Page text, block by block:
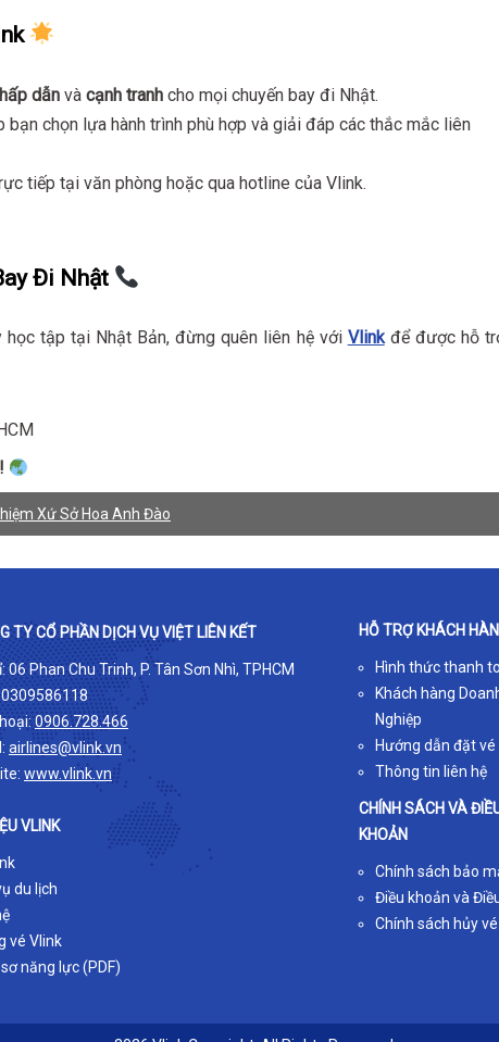
hấp dẫn và cạnh tranh cho mọi chuyến bay đi Nhật.
bạn chọn lựa hành trình phù hợp và giải đáp các thắc mắc liên
tiếp tại văn phòng hoặc qua hotline của Vlink.
Đi Nhật
học tập tại Nhật Bản, đừng quên liên hệ với Vlinkđể được hỗ
Xứ Sở Hoa Anh Đào
TY CỔ PHẦN DỊCH VỤ VIỆT LIÊN KẾT
06 Phan Chu Trinh, P. Tân Sơn Nhì, TPHCM
0906.728.466
airlines@vlink.vn
www.vlink.vn
VLINK
du lịch
vé Vlink
sơ năng lực (PDF)
HỖ TRỢ KHÁCH
Hình thức thanh
Khách hàng
Nghiệp
Hướng dẫn đặt vé
Thông tin liên hệ
CHÍNH SÁCH VÀ
KHOẢN
Chính sách bảo
Điều khoản và
Chính sách hủy vé